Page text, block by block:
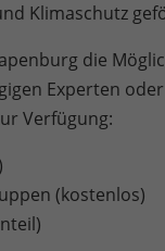
Klimaschutz
die
Experten
Verfügung:
(kostenlos)